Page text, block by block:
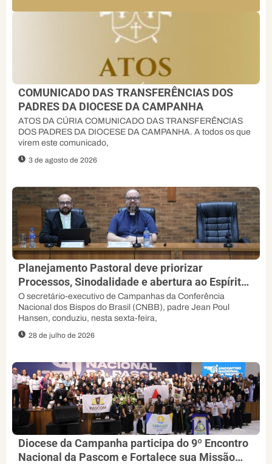
COMUNICADO DAS TRANSFERÊNCIAS DOS
PADRES DA DIOCESE DA CAMPANHA
ATOS DA CÚRIA COMUNICADO DAS TRANSFERÊNCIAS
DOS PADRES DA DIOCESE DA CAMPANHA. A todos os que
virem este comunicado,
3 de agosto de 2026
Planejamento Pastoral deve priorizar
Processos, Sinodalidade e abertura ao Espírito,
orienta padre Jean Poul
O secretário-executivo de Campanhas da Conferência
Nacional dos Bispos do Brasil (CNBB), padre Jean Poul
Hansen, conduziu, nesta sexta-feira,
28 de julho de 2026
Diocese da Campanha participa do 9º Encontro
Nacional da Pascom e Fortalece sua Missão